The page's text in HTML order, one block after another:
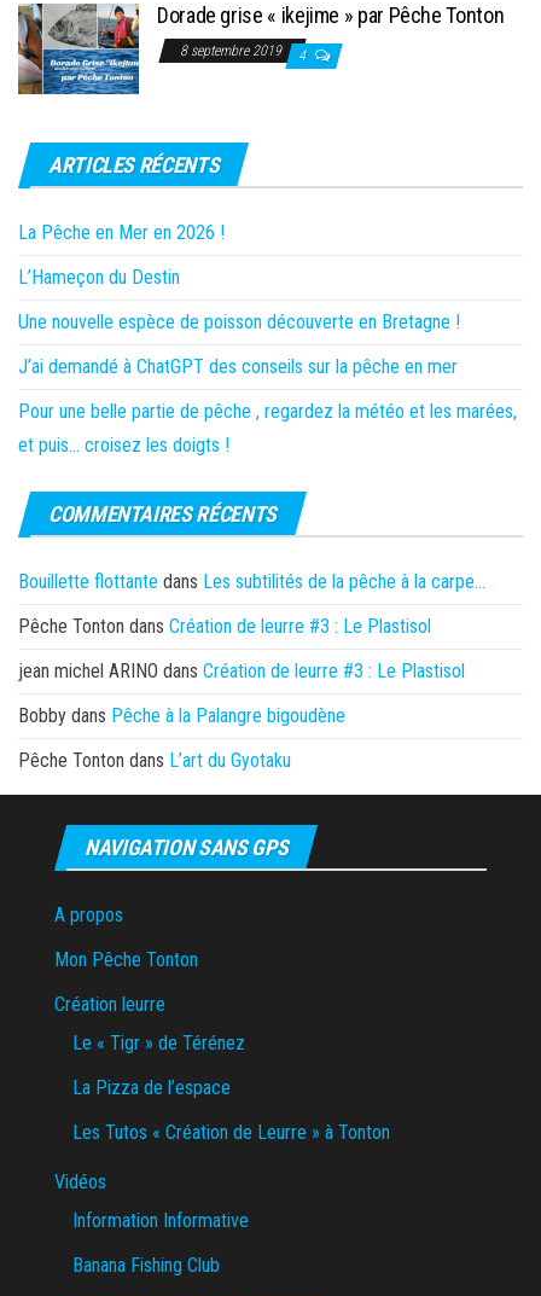
Dorade grise « ikejime » par Pêche Tonton
8 septembre 2019 4
ARTICLES RÉCENTS
La Pêche en Mer en 2026 !
L’Hameçon du Destin
Une nouvelle espèce de poisson découverte en Bretagne !
J’ai demandé à ChatGPT des conseils sur la pêche en mer
Pour une belle partie de pêche , regardez la météo et les marées,
et puis… croisez les doigts !
COMMENTAIRES RÉCENTS
Bouillette flottante dans Les subtilités de la pêche à la carpe…
Pêche Tonton dans Création de leurre #3 : Le Plastisol
jean michel ARINO dans Création de leurre #3 : Le Plastisol
Bobby dans Pêche à la Palangre bigoudène
Pêche Tonton dans L’art du Gyotaku
NAVIGATION SANS GPS
A propos
Mon Pêche Tonton
Création leurre
Le « Tigr » de Térénez
La Pizza de l’espace
Les Tutos « Création de Leurre » à Tonton
Vidéos
Information Informative
Banana Fishing Club